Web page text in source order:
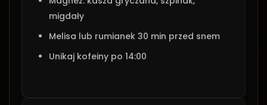
migdały
Melisa lub rumianek 30 min przed snem
Unikaj kofeiny po 14:00